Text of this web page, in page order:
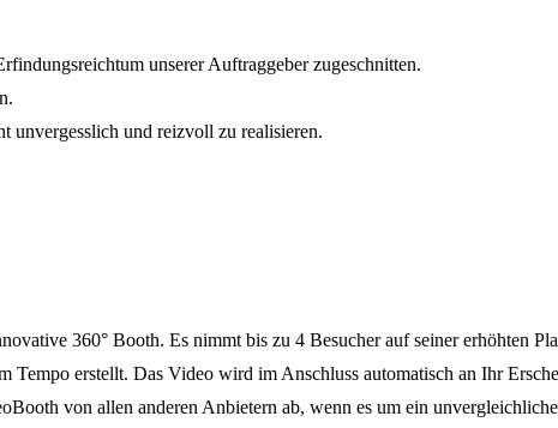
unserer Auftraggeber zugeschnitten.
unvergesslich und reizvoll zu realisieren.
360° Booth. Es nimmt bis zu 4 Besucher auf seiner erhöhten
Tempo erstellt. Das Video wird im Anschluss automatisch an Ihr
von allen anderen Anbietern ab, wenn es um ein